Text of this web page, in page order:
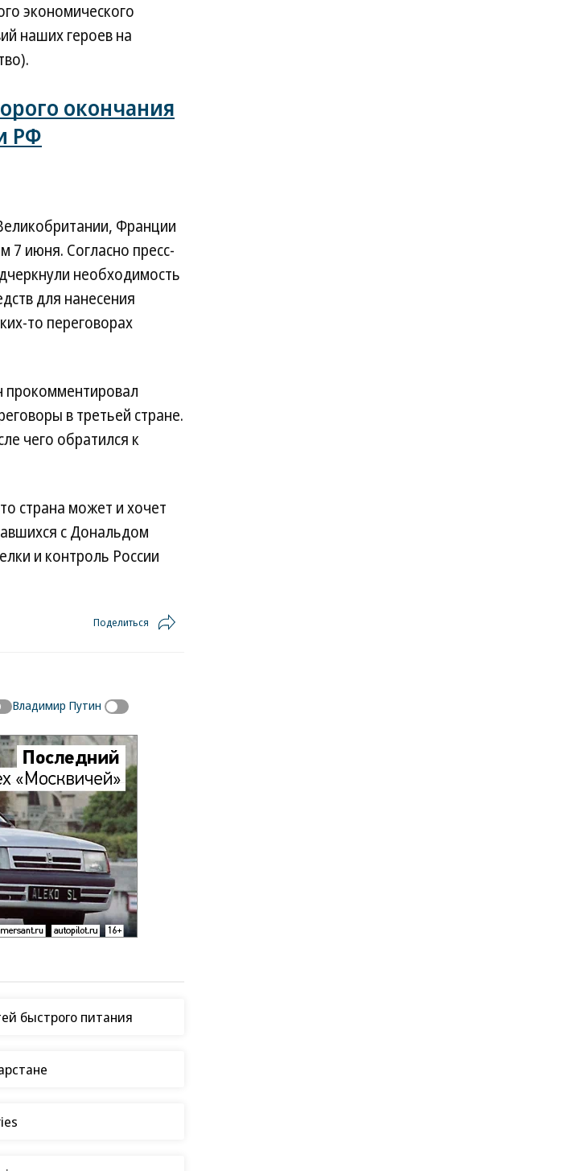
экономического
наших героев на
окончания
РФ
Франции
7 июня. Согласно пресс-
необходимость
для нанесения
то переговорах
в третьей стране.
чего обратился к
страна может и хочет
с Дональдом
и контроль России
Поделиться
Владимир Путин
быстрого питания